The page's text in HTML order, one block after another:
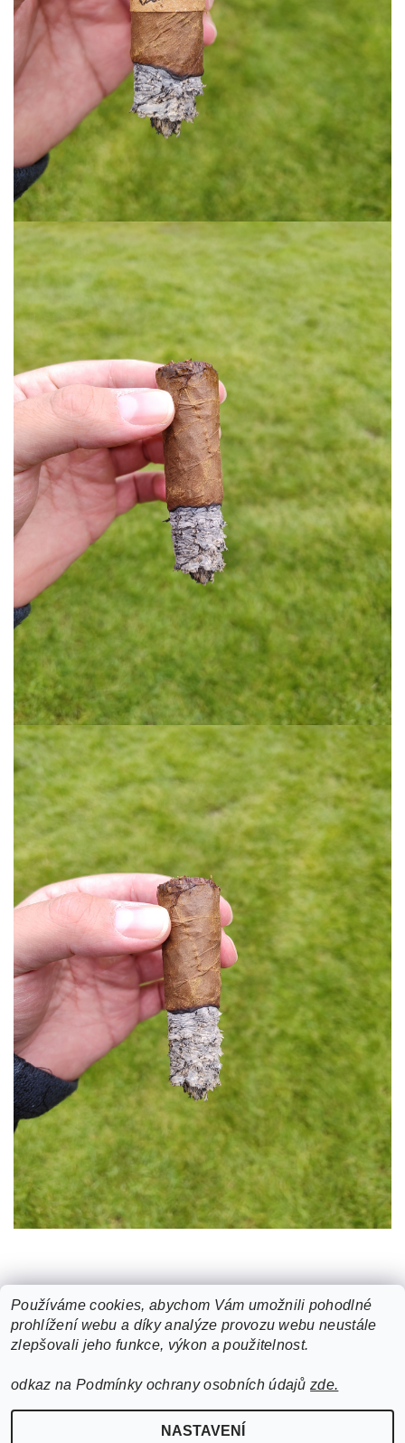
Používáme cookies, abychom Vám umožnili pohodlné
prohlížení webu a díky analýze provozu webu neustále
zlepšovali jeho funkce, výkon a použitelnost.
odkaz na Podmínky ochrany osobních údajůzde.
NASTAVENÍ